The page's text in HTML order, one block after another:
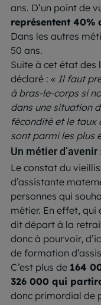
ans. D’un point de
représentent 40%
Dans les autres
50 ans.
Suite à cet état des
déclaré : « Il faut
à bras-le-corps si
dans une situation
fécondité et le taux
sont parmi les plus
Un métier
Le constat du
d’assistante
personnes qui
métier. En effet,
dit départ à la
donc à pourvoir,
de formation
C’est plus de 164
326 000 qui
donc primordial de